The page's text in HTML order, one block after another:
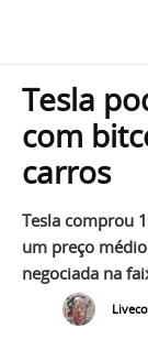
Tesla
com
carros
Tesla comprou
um preço
negociada na